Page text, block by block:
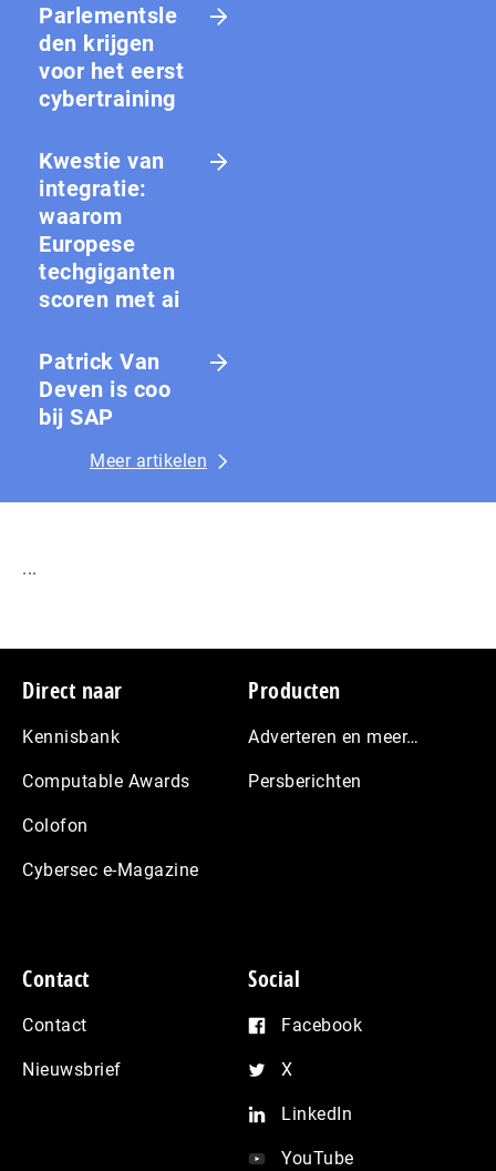
Parlementsle
den krijgen
voor het eerst
cybertraining
Kwestie van
integratie:
waarom
Europese
techgiganten
scoren met ai
Patrick Van
Deven is coo
bij SAP
Meer artikelen
...
Footer
Direct naar
Kennisbank
Computable Awards
Colofon
Cybersec e-Magazine
Producten
Adverteren en meer…
Persberichten
Contact
Contact
Nieuwsbrief
Social
Facebook
X
LinkedIn
YouTube